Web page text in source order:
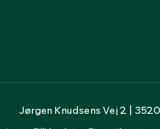
Jørgen Knudsens Vej 2 |